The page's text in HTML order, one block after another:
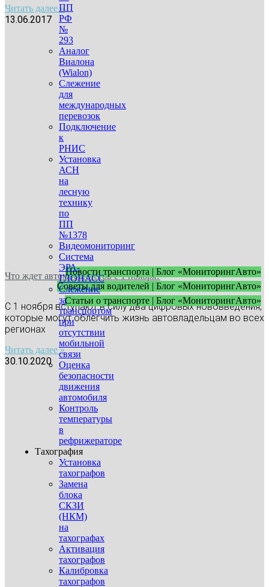
ПП
РФ
№
293
Аналог
Виалона
(Wialon)
Слежение
для
международных
перевозок
Подключение
к
РНИС
Установка
АСН
на
лесную
технику
по
ПП
№1378
Видеомониторинг
Система
ЭРА-
ГЛОНАСС
Слежение
за
транспортом
при
отсутствии
мобильной
связи
Оценка
безопасности
движения
автомобиля
Контроль
температуры
в
рефрижераторе
Тахография
Установка
тахографов
Замена
блока
СКЗИ
(НКМ)
на
тахографах
Активация
тахографов
Калибровка
тахографов
Читать далее »
13.06.2017
Новости транспорта | Блог «МониторингАвто»
Советы для водителей | Блог «МониторингАвто»
Статьи о транспорте | Блог «МониторингАвто»
Что ждет автомобилистов с 1 ноября?
С 1 ноября вступают в силу два цифровых нововведения,
которые могут облегчить жизнь автовладельцам во всех
регионах
Читать далее »
30.10.2020